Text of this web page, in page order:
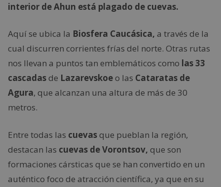
interior de Ahun está plagado de cuevas.
Aquí se ubica la Biosfera Caucásica, a través de la
cual discurren corrientes frías del norte. Otras rutas
nos llevan a puntos tan emblemáticos como las 33
cascadasde Lazarevskoeo las Cataratas de
Agura, que alcanzan una altura de más de 30
metros.
Entre todas las cuevasque pueblan la región,
destacan las cuevas de Vorontsov, que son
formaciones cársticas que se han convertido en un
auténtico foco de atracción científica, ya que en su